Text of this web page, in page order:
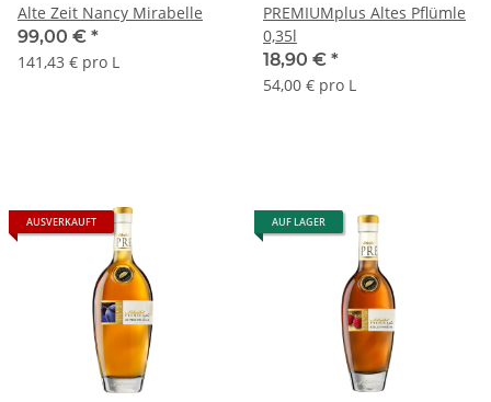
Alte Zeit Nancy Mirabelle
99,00 € *
141,43 € pro L
PREMIUMplus Altes Pflümle
0,35l
18,90 € *
54,00 € pro L
AUSVERKAUFT AUF LAGER